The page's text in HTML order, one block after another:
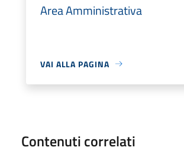
Area Amministrativa
VAI ALLA PAGINA
Contenuti correlati